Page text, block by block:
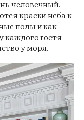
человечный.
краски неба к
полы и как
каждого гостя
у моря.